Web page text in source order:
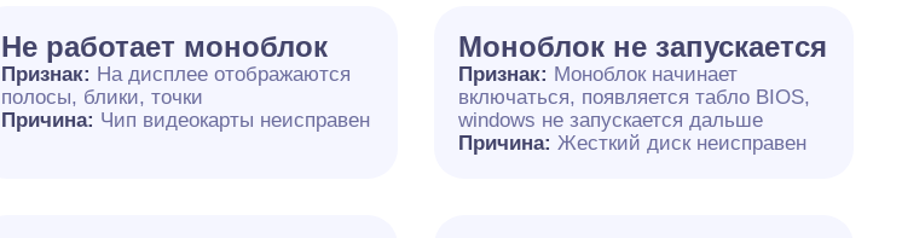
Не работает моноблок
Признак: На дисплее отображаются
полосы, блики, точки
Причина: Чип видеокарты неисправен
Моноблок не запускается
Признак: Моноблок начинает
включаться, появляется табло BIOS,
windows не запускается дальше
Причина: Жесткий диск неисправен